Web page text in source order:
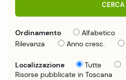
CERCA
Ordinamento Alfabetico
Rilevanza
Anno cresc.
Localizzazione
Tutte
Risorse pubblicate in Toscana